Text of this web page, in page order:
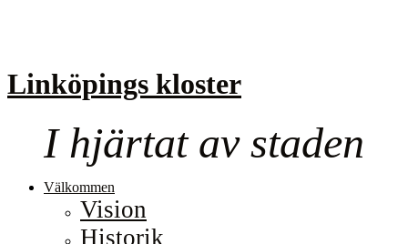
Linköpings kloster
I hjärtat av staden
Välkommen
Vision
Historik